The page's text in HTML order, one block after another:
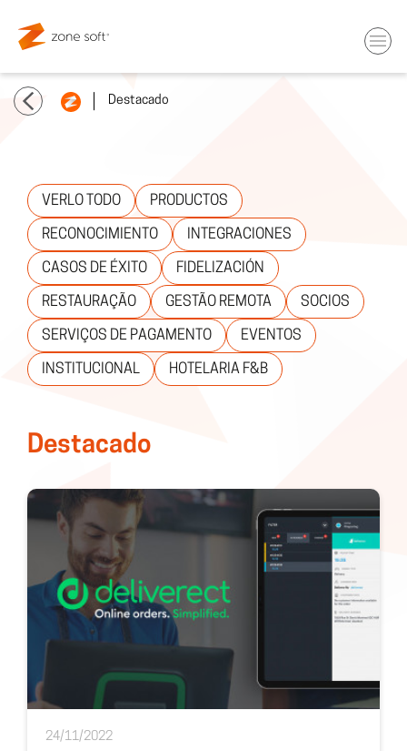
Destacado
VERLO TODO PRODUCTOS
RECONOCIMIENTO INTEGRACIONES
CASOS DE ÉXITO FIDELIZACIÓN
RESTAURAÇÃO GESTÃO REMOTA SOCIOS
SERVIÇOS DE PAGAMENTO EVENTOS
INSTITUCIONAL HOTELARIA F&B
Destacado
24/11/2022